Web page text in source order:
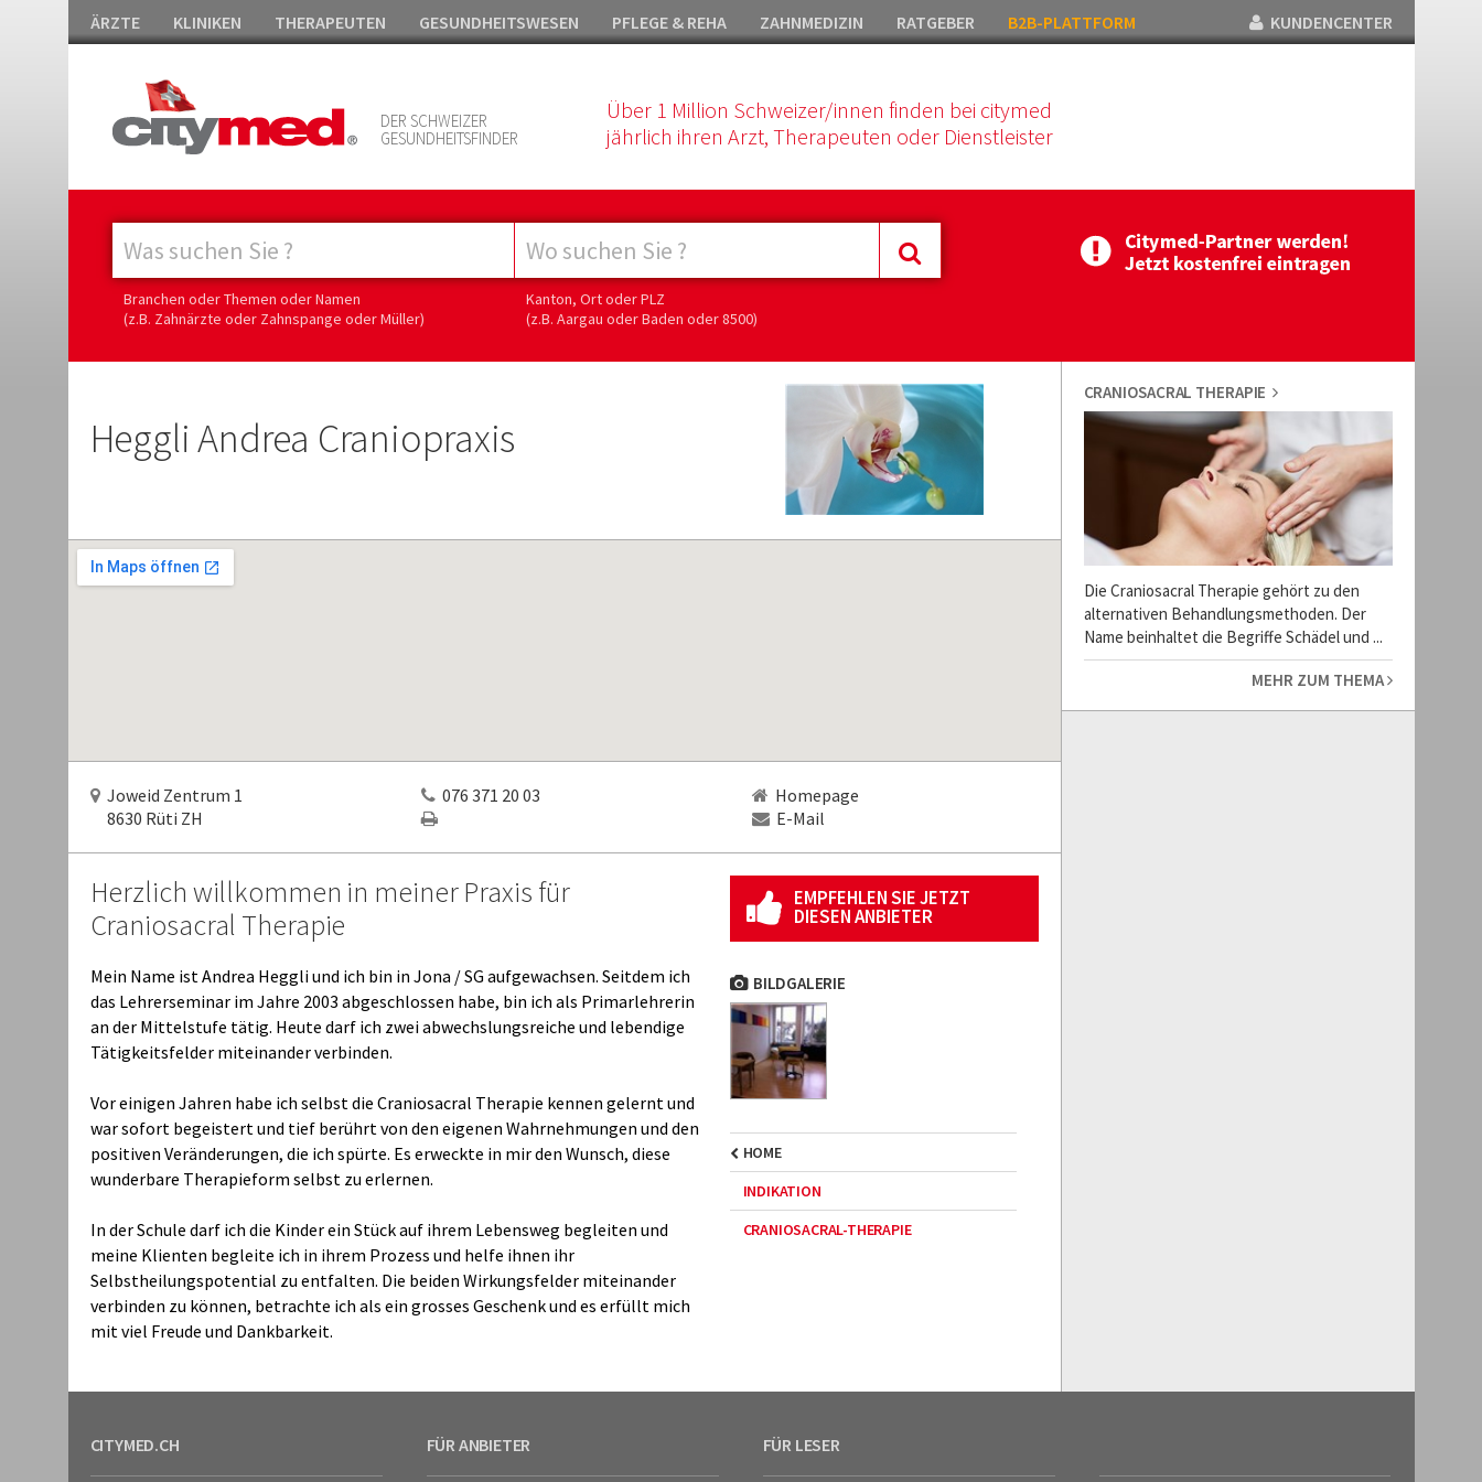
ÄRZTE KLINIKEN THERAPEUTEN GESUNDHEITSWESEN PFLEGE & REHA ZAHNMEDIZIN RATGEBER B2B-PLATTFORM KUNDENCENTER
DER SCHWEIZER
GESUNDHEITSFINDER
Über 1 Million Schweizer/innen finden bei citymed
jährlich ihren Arzt, Therapeuten oder Dienstleister
Branchen oder Themen oder Namen
(z.B. Zahnärzte oder Zahnspange oder Müller)
Kanton, Ort oder PLZ
(z.B. Aargau oder Baden oder 8500)
Heggli Andrea Craniopraxis
Joweid Zentrum 1
8630 Rüti ZH
076 371 20 03
Homepage
E-Mail
Herzlich willkommen in meiner Praxis für
Craniosacral Therapie
Mein Name ist Andrea Heggli und ich bin in Jona / SG aufgewachsen. Seitdem ich
das Lehrerseminar im Jahre 2003 abgeschlossen habe, bin ich als Primarlehrerin
an der Mittelstufe tätig. Heute darf ich zwei abwechslungsreiche und lebendige
Tätigkeitsfelder miteinander verbinden.
Vor einigen Jahren habe ich selbst die Craniosacral Therapie kennen gelernt und
war sofort begeistert und tief berührt von den eigenen Wahrnehmungen und den
positiven Veränderungen, die ich spürte. Es erweckte in mir den Wunsch, diese
wunderbare Therapieform selbst zu erlernen.
In der Schule darf ich die Kinder ein Stück auf ihrem Lebensweg begleiten und
meine Klienten begleite ich in ihrem Prozess und helfe ihnen ihr
Selbstheilungspotential zu entfalten. Die beiden Wirkungsfelder miteinander
verbinden zu können, betrachte ich als ein grosses Geschenk und es erfüllt mich
mit viel Freude und Dankbarkeit.
EMPFEHLEN SIE JETZT
DIESEN ANBIETER
BILDGALERIE
HOME
INDIKATION
CRANIOSACRAL-THERAPIE
CRANIOSACRAL THERAPIE
Die Craniosacral Therapie gehört zu den
alternativen Behandlungsmethoden. Der
Name beinhaltet die Begriffe Schädel und ...
MEHR ZUM THEMA
CITYMED.CH FÜR ANBIETER FÜR LESER